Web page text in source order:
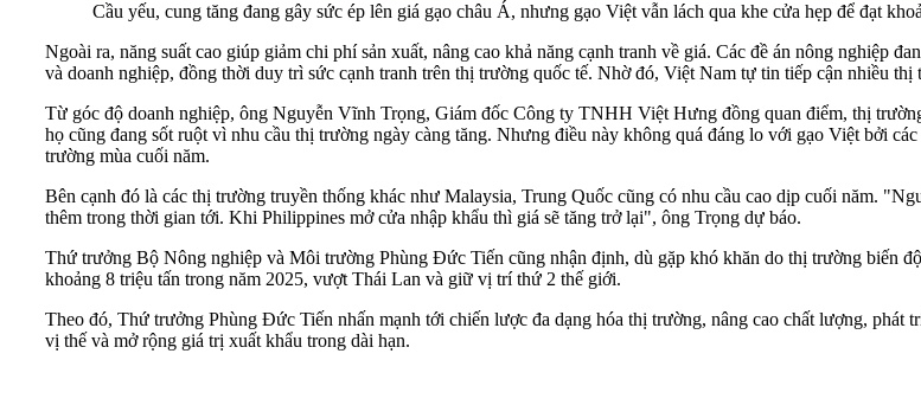
Cầu yếu, cung tăng đang gây sức ép lên giá gạo châu Á, nhưng gạo Việt vẫn lách qua khe cửa hẹp để đạt
Ngoài ra, năng suất cao giúp giảm chi phí sản xuất, nâng cao khả năng cạnh tranh về giá. Các đề án nông nghiệp
và doanh nghiệp, đồng thời duy trì sức cạnh tranh trên thị trường quốc tế. Nhờ đó, Việt Nam tự tin tiếp cận nhiều
Từ góc độ doanh nghiệp, ông Nguyễn Vĩnh Trọng, Giám đốc Công ty TNHH Việt Hưng đồng quan điểm, thị
họ cũng đang sốt ruột vì nhu cầu thị trường ngày càng tăng. Nhưng điều này không quá đáng lo với gạo Việt bởi
trường mùa cuối năm.
Bên cạnh đó là các thị trường truyền thống khác như Malaysia, Trung Quốc cũng có nhu cầu cao dịp cuối năm.
thêm trong thời gian tới. Khi Philippines mở cửa nhập khẩu thì giá sẽ tăng trở lại", ông Trọng dự báo.
Thứ trưởng Bộ Nông nghiệp và Môi trường Phùng Đức Tiến cũng nhận định, dù gặp khó khăn do thị trường biến
khoảng 8 triệu tấn trong năm 2025, vượt Thái Lan và giữ vị trí thứ 2 thế giới.
Theo đó, Thứ trưởng Phùng Đức Tiến nhấn mạnh tới chiến lược đa dạng hóa thị trường, nâng cao chất lượng, phát
vị thế và mở rộng giá trị xuất khẩu trong dài hạn.